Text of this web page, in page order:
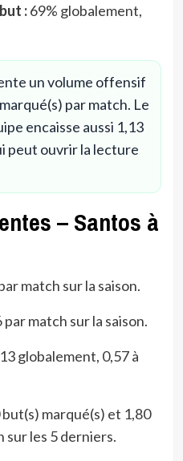
:69% globalement,
un volume offensif
par match. Le
encaisse aussi 1,13
peut ouvrir la lecture
– Santos à
match sur la saison.
match sur la saison.
globalement, 0,57 à
marqué(s) et 1,80
sur les 5 derniers.